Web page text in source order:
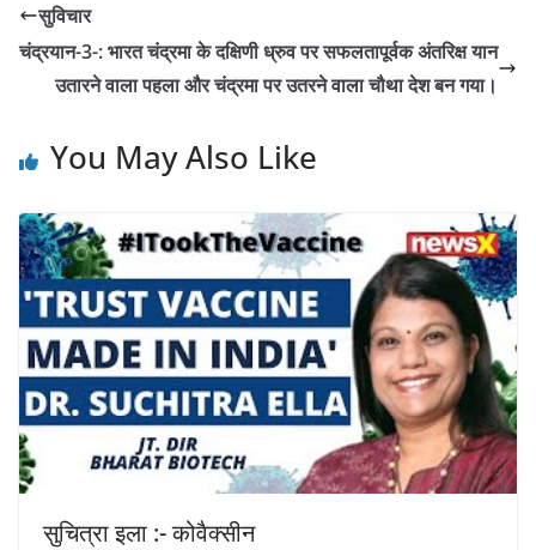
सुविचार
चंद्रयान-3-: भारत चंद्रमा के दक्षिणी ध्रुव पर सफलतापूर्वक अंतरिक्ष यान
उतारने वाला पहला और चंद्रमा पर उतरने वाला चौथा देश बन गया।
You May Also Like
सुचित्रा इला :- कोवैक्सीन